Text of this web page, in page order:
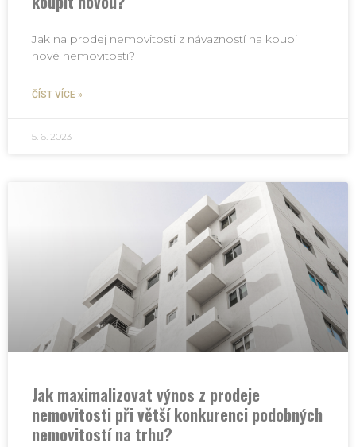
Jak na prodej nemovitosti z návazností na koupi
nové nemovitosti?
ČÍST VÍCE »
5. 6. 2023
Jak maximalizovat výnos z prodeje
nemovitosti při větší konkurenci podobných
nemovitostí na trhu?